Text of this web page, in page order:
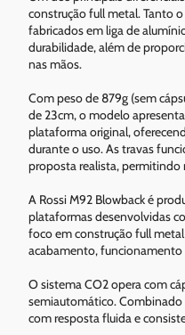
construção full metal. Tanto
fabricados em liga de
durabilidade, além de
nas mãos.
Com peso de 879g (sem
de 23cm, o modelo
plataforma original,
durante o uso. As travas
proposta realista, permitindo
A Rossi M92 Blowback é
plataformas desenvolvidas
foco em construção full
acabamento,
O sistema CO2 opera com
semiautomático.
com resposta fluida e